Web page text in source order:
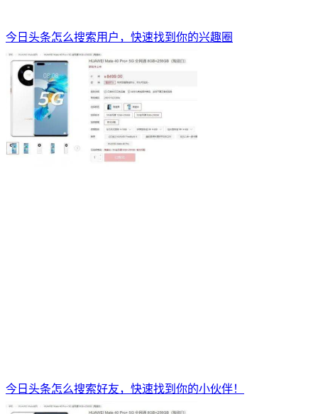
今日头条怎么搜索用户，快速找到你的兴趣圈
今日头条怎么搜索好友，快速找到你的小伙伴！